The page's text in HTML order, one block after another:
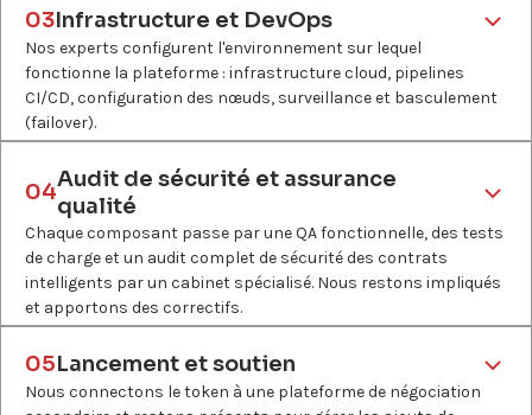
Qui
Architectes blockchain d'Innowise, conseiller juridique du
client, partenaires de conformité tiers, si nécessaire.
Sélection de la norme du token, développement de contrats
intelligents, contrôles KYC/AML et intégration des paiements,
intégration de la garde, logique de distribution automatisée.
Pourquoi
Les intégrations rendent les tokens sans connexions avec le
Qui
Ingénieurs blockchain d'Innowise, auditeurs de contrats
intelligents, fournisseurs tiers : garde, conformité, paiement.
03Infrastructure et DevOps
Nos experts configurent l'environnement sur lequel
fonctionne la plateforme : infrastructure cloud, pipelines
CI/CD, configuration des nœuds, surveillance et basculement
(failover).
Quoi ?
Configuration de l'infrastructure cloud, déploiement de nœuds
blockchain, configuration de pipelines CI/CD, surveillance et
alertes, durcissement de la sécurité.
Pourquoi
Une infrastructure qui n'est pas de qualité de production dès le
départ devient un risque dès l'ouverture des transactions.
Qui
Ingénieurs DevOps d'Innowise, fournisseurs de cloud et
partenaires d'infrastructure blockchain.
04
Audit de sécurité et assurance
qualité
Chaque composant passe par une QA fonctionnelle, des tests
de charge et un audit complet de sécurité des contrats
intelligents par un cabinet spécialisé. Nous restons impliqués
et apportons des correctifs.
Quoi ?
Tests fonctionnels et de régression, tests de charge et de
pénétration, audit de contrats intelligents, correction des
vulnérabilités, approbation pré-lancement.
05Lancement et soutien
Nous connectons le token à une plateforme de négociation